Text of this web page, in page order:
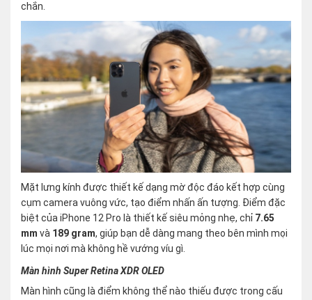
chắn.
Mặt lưng kính được thiết kế dạng mờ độc đáo kết hợp cùng
cụm camera vuông vức, tạo điểm nhấn ấn tượng. Điểm đặc
biệt của iPhone 12 Pro là thiết kế siêu mỏng nhẹ, chỉ 7.65
mm và 189 gram, giúp bạn dễ dàng mang theo bên mình mọi
lúc mọi nơi mà không hề vướng víu gì.
Màn hình Super Retina XDR OLED
Màn hình cũng là điểm không thể nào thiếu được trong cấu